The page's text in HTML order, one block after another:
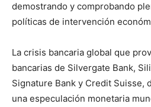
demostrando y comprobando
políticas de intervención
La crisis bancaria global que
bancarias de Silvergate Bank,
Signature Bank y Credit Suisse,
una especulación monetaria